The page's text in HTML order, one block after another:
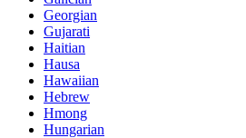
Georgian
Gujarati
Haitian
Hausa
Hawaiian
Hebrew
Hmong
Hungarian